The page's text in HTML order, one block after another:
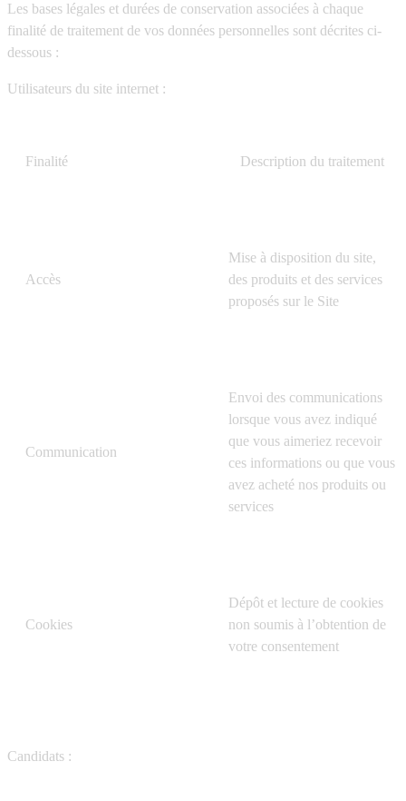
Les bases légales et durées de conservation associées à chaque
finalité de traitement de vos données personnelles sont décrites ci-
dessous :
Utilisateurs du site internet :
Finalité Description du traitement
Accès
Mise à disposition du site,
des produits et des services
proposés sur le Site
Communication
Envoi des communications
lorsque vous avez indiqué
que vous aimeriez recevoir
ces informations ou que vous
avez acheté nos produits ou
services
Cookies
Dépôt et lecture de cookies
non soumis à l’obtention de
votre consentement
Candidats :